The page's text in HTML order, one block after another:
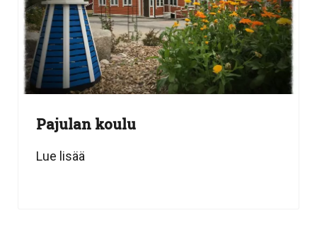
Pajulan koulu
Lue lisää